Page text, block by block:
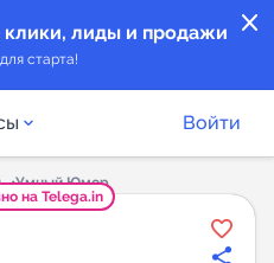
close
клики, лиды и продажи
старта!
Войти
Умный Юмор
на Telega.in